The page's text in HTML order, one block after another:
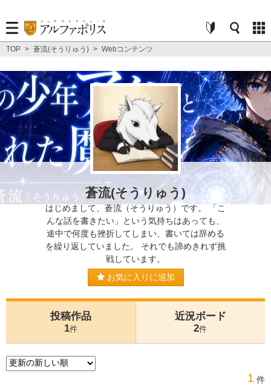
TOP > 蒼流(そうりゅう) > Webコンテンツ
蒼流(そうりゅう)
はじめまして、蒼流（そうりゅう）です。 「こ
んな話を書きたい」という気持ちはあっても、
途中で何度も挫折してしまい、書いては辞める
を繰り返していました。 それでも諦めきれず挑
戦しています。
お気に入りに追加
投稿作品
1件
近況ボード
2件
1 件